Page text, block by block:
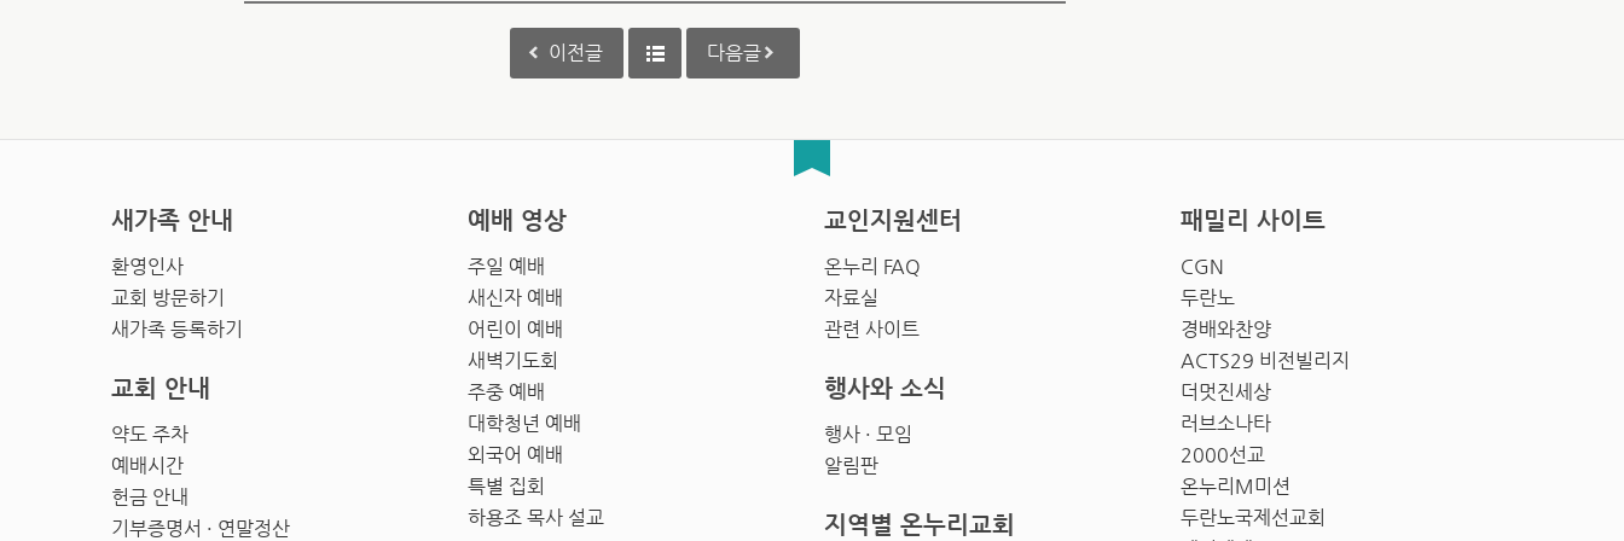
이전글 다음글
새가족 안내
환영인사
교회 방문하기
새가족 등록하기
예배 영상
주일 예배
새신자 예배
어린이 예배
새벽기도회
주중 예배
대학청년 예배
외국어 예배
특별 집회
하용조 목사 설교
교인지원센터
온누리 FAQ
자료실
관련 사이트
패밀리 사이트
CGN
두란노
경배와찬양
ACTS29 비전빌리지
더멋진세상
러브소나타
2000선교
온누리M미션
두란노국제선교회
교회 안내
약도 주차
예배시간
헌금 안내
기부증명서 · 연말정산
행사와 소식
행사 · 모임
알림판
지역별 온누리교회